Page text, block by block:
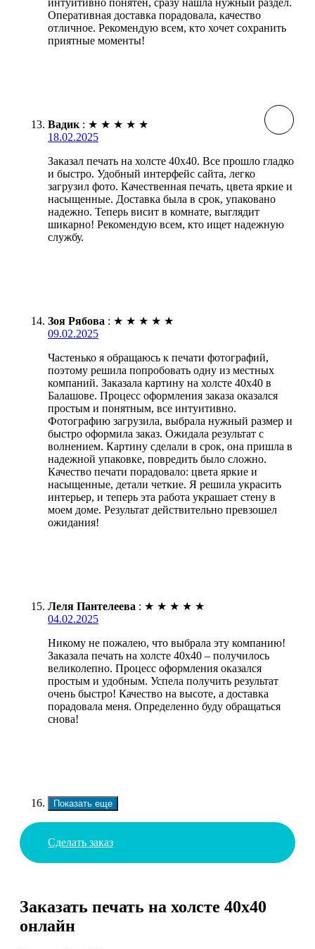
Оперативная доставка порадовала, качество
отличное. Рекомендую всем, кто хочет сохранить
приятные моменты!
Вадик : ★ ★ ★ ★ ★
18.02.2025
Заказал печать на холсте 40х40. Все прошло гладко
и быстро. Удобный интерфейс сайта, легко
загрузил фото. Качественная печать, цвета яркие и
насыщенные. Доставка была в срок, упаковано
надежно. Теперь висит в комнате, выглядит
шикарно! Рекомендую всем, кто ищет надежную
службу.
Зоя Рябова : ★ ★ ★ ★ ★
09.02.2025
Частенько я обращаюсь к печати фотографий,
поэтому решила попробовать одну из местных
компаний. Заказала картину на холсте 40х40 в
Балашове. Процесс оформления заказа оказался
простым и понятным, все интуитивно.
Фотографию загрузила, выбрала нужный размер и
быстро оформила заказ. Ожидала результат с
волнением. Картину сделали в срок, она пришла в
надежной упаковке, повредить было сложно.
Качество печати порадовало: цвета яркие и
насыщенные, детали четкие. Я решила украсить
интерьер, и теперь эта работа украшает стену в
моем доме. Результат действительно превзошел
ожидания!
Леля Пантелеева : ★ ★ ★ ★ ★
04.02.2025
Никому не пожалею, что выбрала эту компанию!
Заказала печать на холсте 40х40 – получилось
великолепно. Процесс оформления оказался
простым и удобным. Успела получить результат
очень быстро! Качество на высоте, а доставка
порадовала меня. Определенно буду обращаться
снова!
Показать еще
Сделать заказ
Заказать печать на холсте 40х40
онлайн